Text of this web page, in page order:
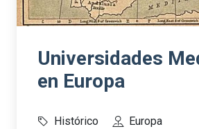
Universidades
en Europa
Histórico
Europa